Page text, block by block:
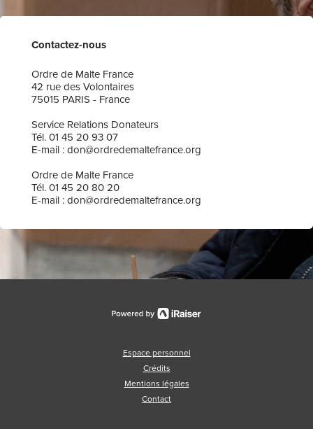
Contactez-nous
Ordre de Malte France
42 rue des Volontaires
75015 PARIS - France
Service Relations Donateurs
Tél. 01 45 20 93 07
E-mail : don@ordredemaltefrance.org
Ordre de Malte France
Tél. 01 45 20 80 20
E-mail : don@ordredemaltefrance.org
Espace personnel
Crédits
Mentions légales
Contact